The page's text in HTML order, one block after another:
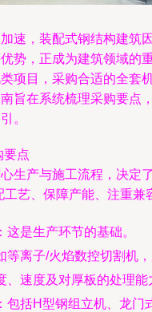
速，装配式钢结构建筑
势，正成为建筑领域的
项目，采购合适的全套
旨在系统梳理采购要点
。
要点
生产与施工流程，决定
艺、保障产能、注重兼
：这是生产环节的基础。
等离子/火焰数控切割机
、速度及对厚板的处理能
：包括H型钢组立机、龙门